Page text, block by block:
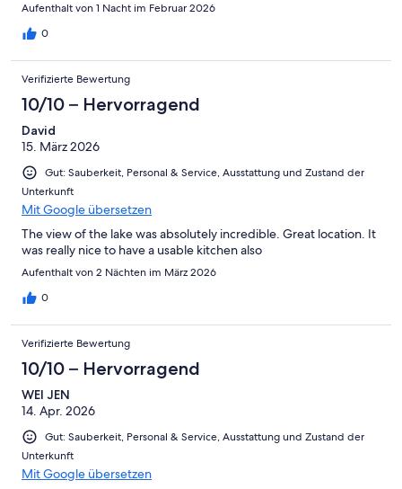
Aufenthalt von 1 Nacht im Februar 2026
0
Verifizierte Bewertung
10/10 – Hervorragend
David
15. März 2026
Gut: Sauberkeit, Personal & Service, Ausstattung und Zustand der
Unterkunft
Mit Google übersetzen
The view of the lake was absolutely incredible. Great location. It
was really nice to have a usable kitchen also
Aufenthalt von 2 Nächten im März 2026
0
Verifizierte Bewertung
10/10 – Hervorragend
WEI JEN
14. Apr. 2026
Gut: Sauberkeit, Personal & Service, Ausstattung und Zustand der
Unterkunft
Mit Google übersetzen